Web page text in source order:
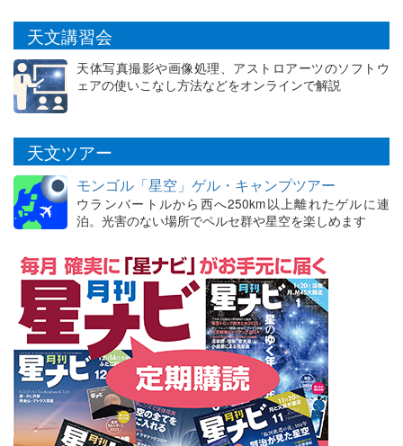
天文講習会
天体写真撮影や画像処理、アストロアーツのソフトウ
ェアの使いこなし方法などをオンラインで解説
天文ツアー
モンゴル「星空」ゲル・キャンプツアー
ウランバートルから西へ250km以上離れたゲルに連
泊。光害のない場所でペルセ群や星空を楽しめます